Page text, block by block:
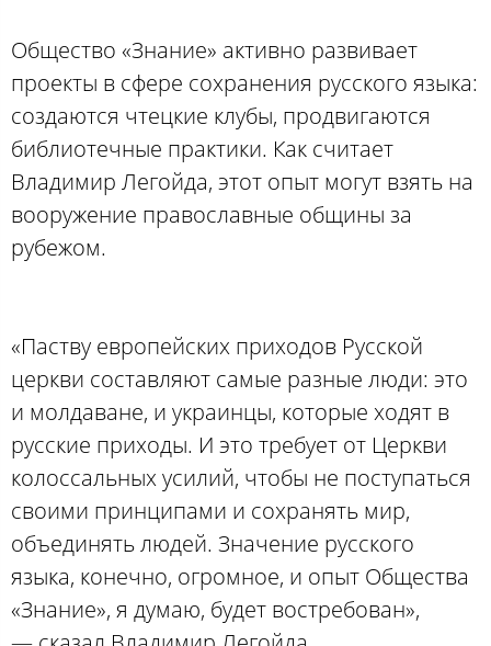
Общество «Знание» активно развивает
проекты в сфере сохранения русского языка:
создаются чтецкие клубы, продвигаются
библиотечные практики. Как считает
Владимир Легойда, этот опыт могут взять на
вооружение православные общины за
рубежом.
«Паству европейских приходов Русской
церкви составляют самые разные люди: это
и молдаване, и украинцы, которые ходят в
русские приходы. И это требует от Церкви
колоссальных усилий, чтобы не поступаться
своими принципами и сохранять мир,
объединять людей. Значение русского
языка, конечно, огромное, и опыт Общества
«Знание», я думаю, будет востребован»,